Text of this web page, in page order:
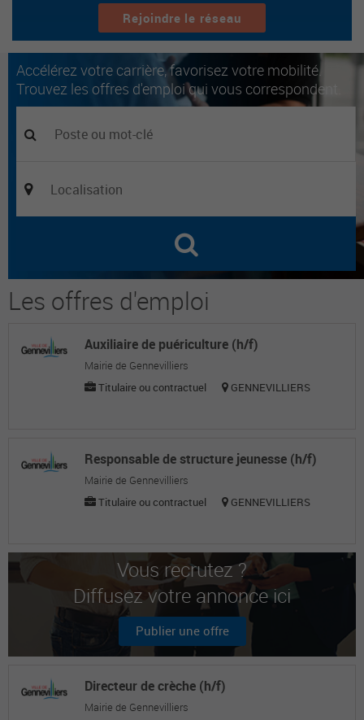
Rejoindre le réseau
Accélérez votre carrière, favorisez votre mobilité.
Trouvez les offres d'emploi qui vous correspondent.
Les offres d'emploi
Auxiliaire de puériculture (h/f)
Mairie de Gennevilliers
Titulaire ou contractuel
GENNEVILLIERS
Responsable de structure jeunesse (h/f)
Mairie de Gennevilliers
Titulaire ou contractuel
GENNEVILLIERS
Vous recrutez ?
Diffusez votre annonce ici
Publier une offre
Directeur de crèche (h/f)
Mairie de Gennevilliers